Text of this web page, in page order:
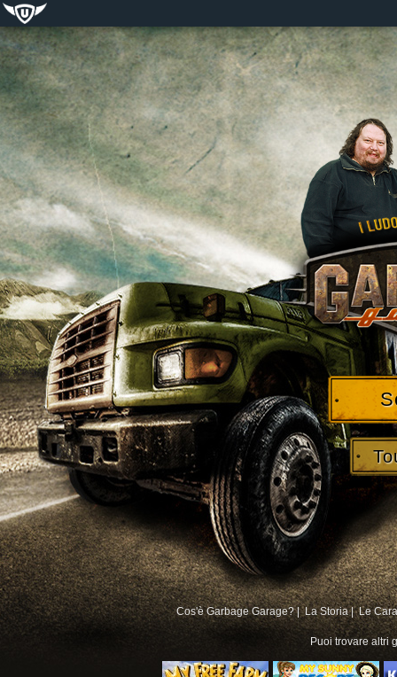
Cos'è Garbage Garage? | La Storia | Le
Puoi trovare altri